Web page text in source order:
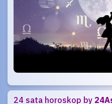
24 sata horoskop by